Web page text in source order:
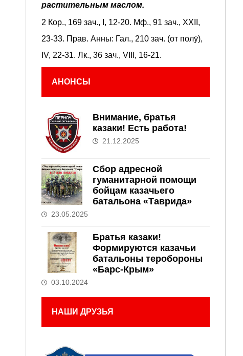
растительным маслом.
2 Кор., 169 зач., I, 12-20. Мф., 91 зач., XXII,
23-33. Прав. Анны: Гал., 210 зач. (от полу́),
IV, 22-31. Лк., 36 зач., VIII, 16-21.
АНОНСЫ
Внимание, братья
казаки! Есть работа!
21.12.2025
Сбор адресной
гуманитарной помощи
бойцам казачьего
батальона «Таврида»
23.05.2025
Братья казаки!
Формируются казачьи
батальоны теробороны
«Барс-Крым»
03.10.2024
НАШИ ДРУЗЬЯ